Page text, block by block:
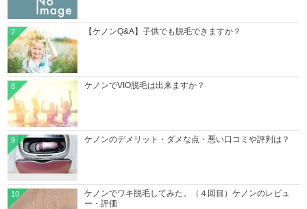
【ケノンQ&A】子供でも脱毛できますか？
7
ケノンでVIO脱毛は出来ますか？
8
ケノンのデメリット・ダメな点・悪い口コミや評判は？
9
ケノンでワキ脱毛してみた。（４回目）ケノンのレビュ
ー・評価
10